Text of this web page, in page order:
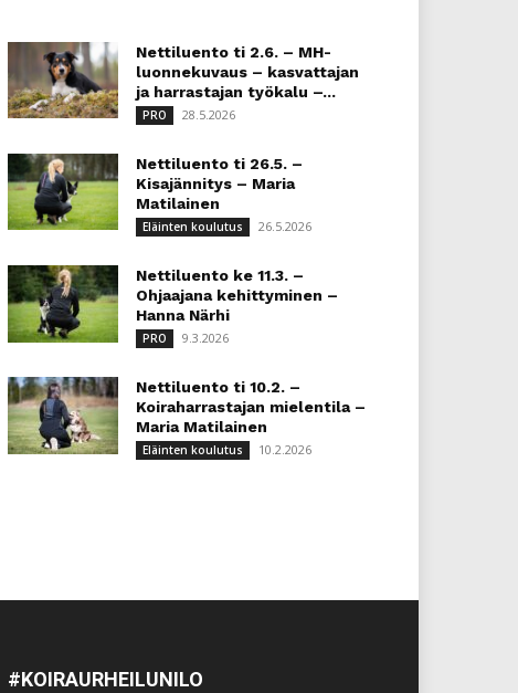
Nettiluento ti 2.6. – MH-
luonnekuvaus – kasvattajan
ja harrastajan työkalu –...
PRO 28.5.2026
Nettiluento ti 26.5. –
Kisajännitys – Maria
Matilainen
Eläinten koulutus 26.5.2026
Nettiluento ke 11.3. –
Ohjaajana kehittyminen –
Hanna Närhi
PRO 9.3.2026
Nettiluento ti 10.2. –
Koiraharrastajan mielentila –
Maria Matilainen
Eläinten koulutus 10.2.2026
#KOIRAURHEILUNILO